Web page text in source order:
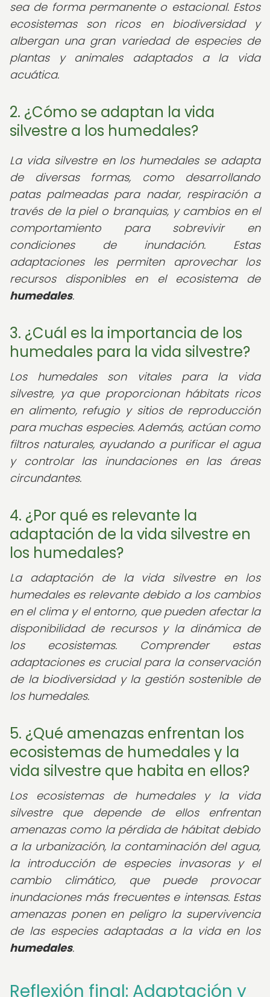
sea de forma permanente o estacional. Estos
ecosistemas son ricos en biodiversidad y
albergan una gran variedad de especies de
plantas y animales adaptados a la vida
acuática.
2. ¿Cómo se adaptan la vida
silvestre a los humedales?
La vida silvestre en los humedales se adapta
de diversas formas, como desarrollando
patas palmeadas para nadar, respiración a
través de la piel o branquias, y cambios en el
comportamiento para sobrevivir en
condiciones de inundación. Estas
adaptaciones les permiten aprovechar los
recursos disponibles en el ecosistema de
humedales.
3. ¿Cuál es la importancia de los
humedales para la vida silvestre?
Los humedales son vitales para la vida
silvestre, ya que proporcionan hábitats ricos
en alimento, refugio y sitios de reproducción
para muchas especies. Además, actúan como
filtros naturales, ayudando a purificar el agua
y controlar las inundaciones en las áreas
circundantes.
4. ¿Por qué es relevante la
adaptación de la vida silvestre en
los humedales?
La adaptación de la vida silvestre en los
humedales es relevante debido a los cambios
en el clima y el entorno, que pueden afectar la
disponibilidad de recursos y la dinámica de
los ecosistemas. Comprender estas
adaptaciones es crucial para la conservación
de la biodiversidad y la gestión sostenible de
los humedales.
5. ¿Qué amenazas enfrentan los
ecosistemas de humedales y la
vida silvestre que habita en ellos?
Los ecosistemas de humedales y la vida
silvestre que depende de ellos enfrentan
amenazas como la pérdida de hábitat debido
a la urbanización, la contaminación del agua,
la introducción de especies invasoras y el
cambio climático, que puede provocar
inundaciones más frecuentes e intensas. Estas
amenazas ponen en peligro la supervivencia
de las especies adaptadas a la vida en los
humedales.
Reflexión final: Adaptación y